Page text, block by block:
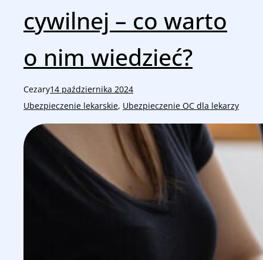
cywilnej – co warto
o nim wiedzieć?
Cezary14 października 2024
Ubezpieczenie lekarskie, Ubezpieczenie OC dla lekarzy